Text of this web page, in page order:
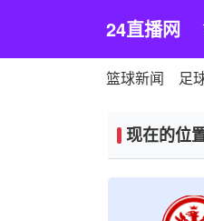
24直播网
篮球新闻 足
现在的位